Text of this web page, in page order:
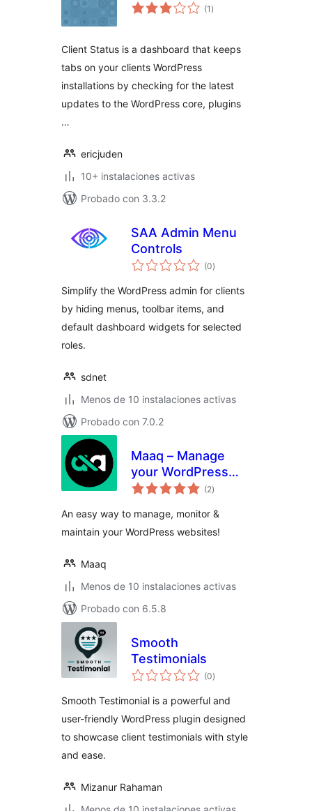
(1 total
de
)
Client Status is a dashboard that keeps
tabs on your clients WordPress
installations by checking for the latest
updates to the WordPress core, plugins
…
ericjuden
10+ instalaciones activas
Probado con 3.3.2
SAA Admin Menu
Controls
(0total
de
)
Simplify the WordPress admin for clients
by hiding menus, toolbar items, and
default dashboard widgets for selected
roles.
sdnet
Menos de 10 instalaciones activas
Probado con 7.0.2
Maaq – Manage
your WordPress
websites
(2total
de
)
An easy way to manage, monitor &
maintain your WordPress websites!
Maaq
Menos de 10 instalaciones activas
Probado con 6.5.8
Smooth
Testimonials
(0total
de
)
Smooth Testimonial is a powerful and
user-friendly WordPress plugin designed
to showcase client testimonials with style
and ease.
Mizanur Rahaman